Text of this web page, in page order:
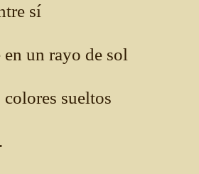
sí
un rayo de sol
sueltos